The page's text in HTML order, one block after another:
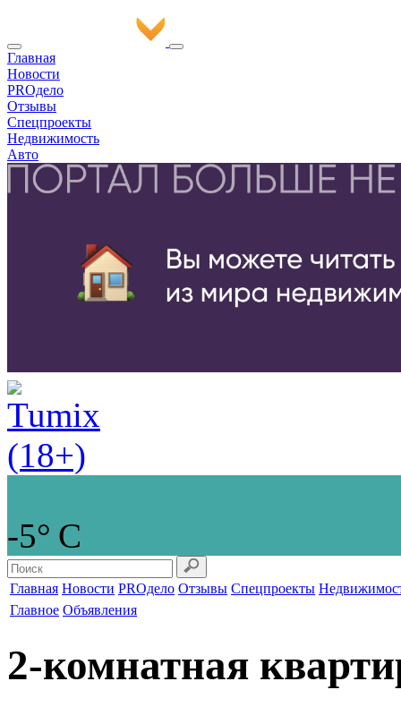
Главная
Новости
PROдело
Отзывы
Спецпроекты
Недвижимость
Авто
-5° С
Главная Новости PROдело Отзывы Спецпроекты
Главное Объявления
2-комнатная